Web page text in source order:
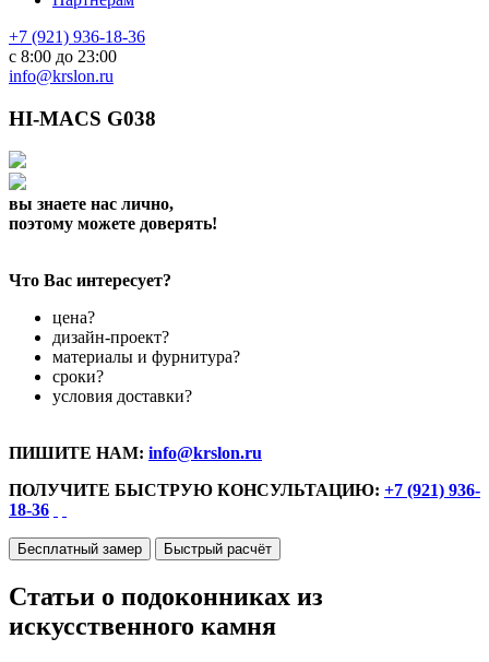
+7 (921) 936-18-36
с 8:00 до 23:00
info@krslon.ru
HI-MACS G038
вы знаете нас лично,
поэтому можете доверять!
Что Вас интересует?
цена?
дизайн-проект?
материалы и фурнитура?
сроки?
условия доставки?
ПИШИТЕ НАМ: info@krslon.ru
ПОЛУЧИТЕ БЫСТРУЮ КОНСУЛЬТАЦИЮ: +7 (921) 936-
18-36
Бесплатный замер Быстрый расчёт
Статьи о подоконниках из
искусственного камня